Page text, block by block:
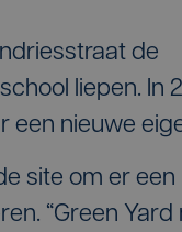
de
liepen. In
een nieuwe
site om er een
“Green Yard